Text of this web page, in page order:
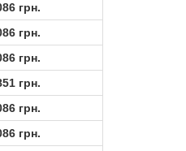
грн.
грн.
грн.
грн.
грн.
грн.